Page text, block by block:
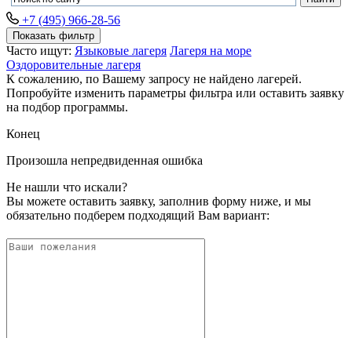
+7 (495) 966-28-56
Показать фильтр
Часто ищут: Языковые лагеря Лагеря на море
Оздоровительные лагеря
К сожалению, по Вашему запросу не найдено лагерей.
Попробуйте изменить параметры фильтра или оставить заявку
на подбор программы.
Конец
Произошла непредвиденная ошибка
Не нашли что искали?
Вы можете оставить заявку, заполнив форму ниже, и мы
обязательно подберем подходящий Вам вариант: